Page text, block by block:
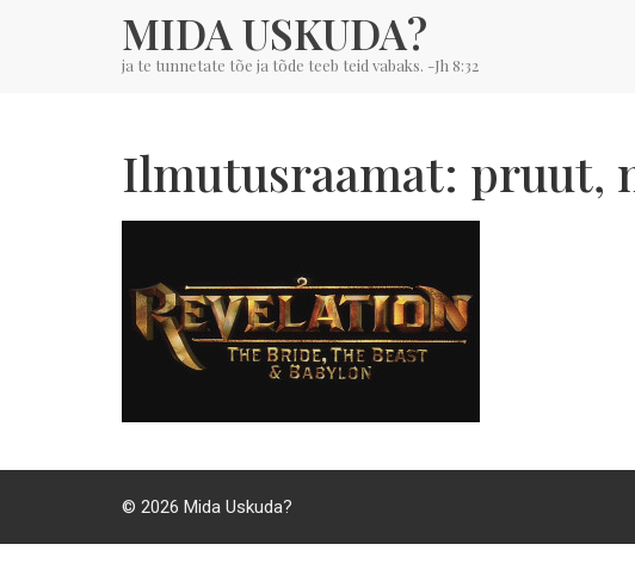
MIDA USKUDA?
ja te tunnetate tõe ja tõde teeb teid vabaks. -Jh 8:32
Ilmutusraamat: pruut,
© 2026 Mida Uskuda?